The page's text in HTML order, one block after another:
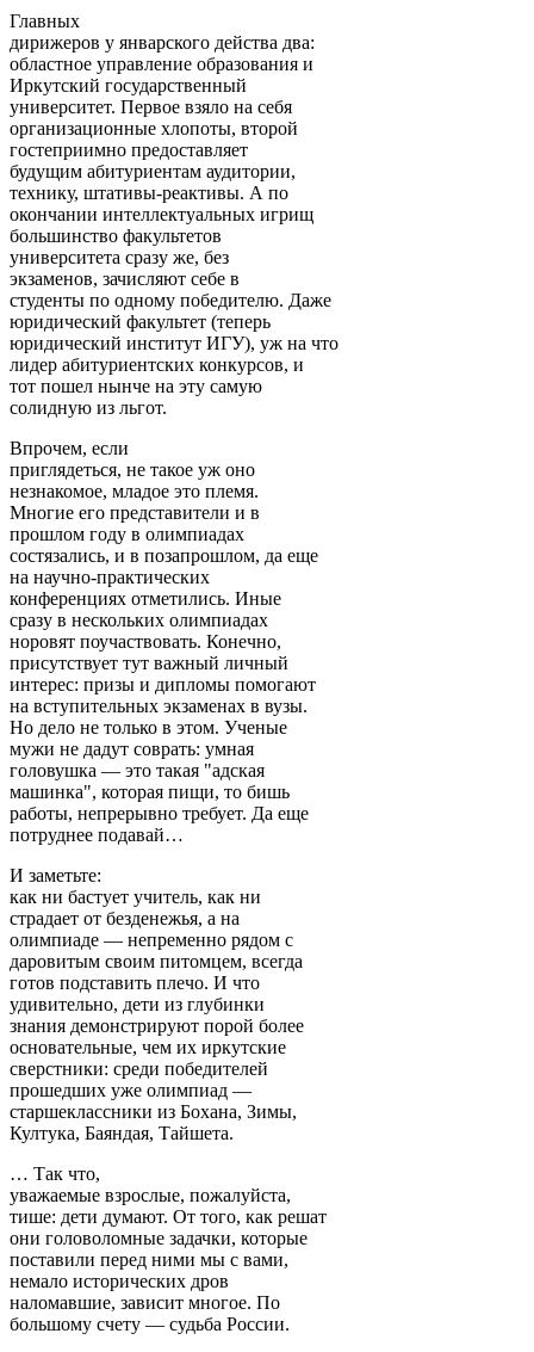
Главных
дирижеров у январского действа два:
областное управление образования и
Иркутский государственный
университет. Первое взяло на себя
организационные хлопоты, второй
гостеприимно предоставляет
будущим абитуриентам аудитории,
технику, штативы-реактивы. А по
окончании интеллектуальных игрищ
большинство факультетов
университета сразу же, без
экзаменов, зачисляют себе в
студенты по одному победителю. Даже
юридический факультет (теперь
юридический институт ИГУ), уж на что
лидер абитуриентских конкурсов, и
тот пошел нынче на эту самую
солидную из льгот.
Впрочем, если
приглядеться, не такое уж оно
незнакомое, младое это племя.
Многие его представители и в
прошлом году в олимпиадах
состязались, и в позапрошлом, да еще
на научно-практических
конференциях отметились. Иные
сразу в нескольких олимпиадах
норовят поучаствовать. Конечно,
присутствует тут важный личный
интерес: призы и дипломы помогают
на вступительных экзаменах в вузы.
Но дело не только в этом. Ученые
мужи не дадут соврать: умная
головушка — это такая "адская
машинка", которая пищи, то бишь
работы, непрерывно требует. Да еще
потруднее подавай…
И заметьте:
как ни бастует учитель, как ни
страдает от безденежья, а на
олимпиаде — непременно рядом с
даровитым своим питомцем, всегда
готов подставить плечо. И что
удивительно, дети из глубинки
знания демонстрируют порой более
основательные, чем их иркутские
сверстники: среди победителей
прошедших уже олимпиад —
старшеклассники из Бохана, Зимы,
Култука, Баяндая, Тайшета.
… Так что,
уважаемые взрослые, пожалуйста,
тише: дети думают. От того, как решат
они головоломные задачки, которые
поставили перед ними мы с вами,
немало исторических дров
наломавшие, зависит многое. По
большому счету — судьба России.